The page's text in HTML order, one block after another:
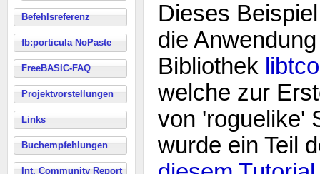
Befehlsreferenz
fb:porticula NoPaste
FreeBASIC-FAQ
Projektvorstellungen
Links
Buchempfehlungen
Int. Community Report
Dieses
die
Bibliothek
welche zur
von 'roguelike'
wurde ein Teil